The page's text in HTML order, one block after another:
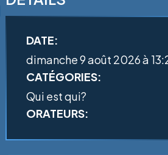
DATE:
dimanche 9 août 2026 à
CATÉGORIES:
Qui est qui?
ORATEURS: